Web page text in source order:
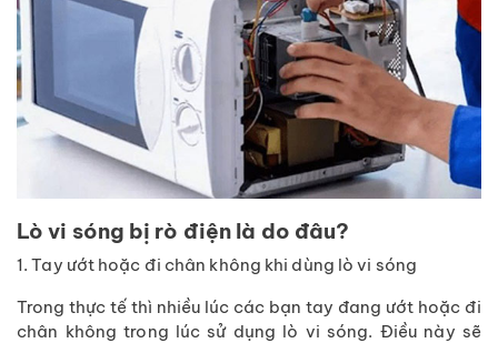
Lò vi sóng bị rò điện là do đâu?
1. Tay ướt hoặc đi chân không khi dùng lò vi sóng
Trong thực tế thì nhiều lúc các bạn tay đang ướt hoặc đi
chân không trong lúc sử dụng lò vi sóng. Điều này sẽ